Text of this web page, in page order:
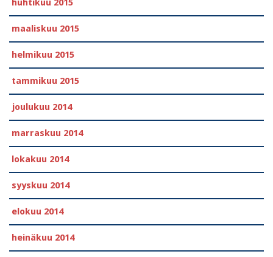
huhtikuu 2015
maaliskuu 2015
helmikuu 2015
tammikuu 2015
joulukuu 2014
marraskuu 2014
lokakuu 2014
syyskuu 2014
elokuu 2014
heinäkuu 2014